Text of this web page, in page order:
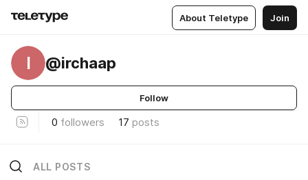
About Teletype Join
I @irchaap
Follow
0 followers 17 posts
ALL POSTS